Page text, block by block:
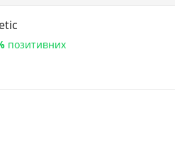
позитивних